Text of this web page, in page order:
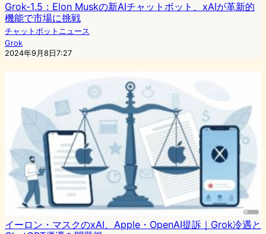
Grok-1.5：Elon Muskの新AIチャットボット、xAIが革新的
機能で市場に挑戦
チャットボットニュース
Grok
2024年9月8日7:27
イーロン・マスクのxAI、Apple・OpenAI提訴｜Grok冷遇と